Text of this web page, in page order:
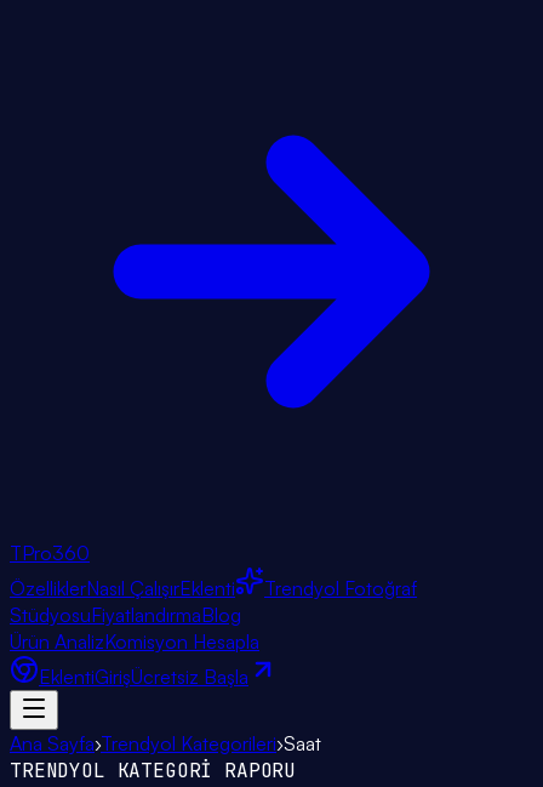
TPro360
ÖzelliklerNasıl ÇalışırEklenti
Trendyol Fotoğraf
StüdyosuFiyatlandırmaBlog
Ürün AnalizKomisyon Hesapla
EklentiGirişÜcretsiz Başla
Ana Sayfa›Trendyol Kategorileri›Saat
TRENDYOL KATEGORİ RAPORU